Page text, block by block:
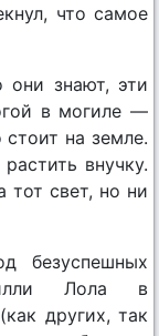
что самое
они знают, эти
в могиле —
на земле.
внучку.
тот свет, но ни
безуспешных
Лола в
других, так